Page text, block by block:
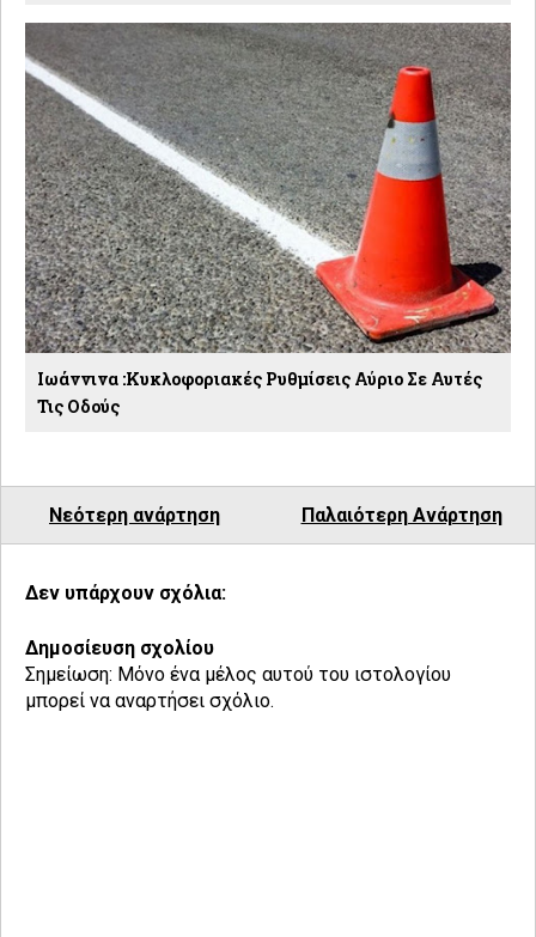
Ιωάννινα :Κυκλοφοριακές Ρυθμίσεις Αύριο Σε Αυτές
Τις Οδούς
Νεότερη ανάρτηση Παλαιότερη Ανάρτηση
Δεν υπάρχουν σχόλια:
Δημοσίευση σχολίου
Σημείωση: Μόνο ένα μέλος αυτού του ιστολογίου
μπορεί να αναρτήσει σχόλιο.